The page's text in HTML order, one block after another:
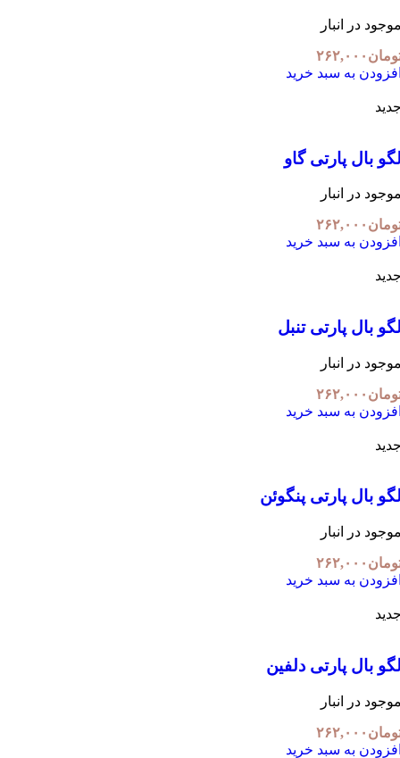
در انبار
۲۶۲,۰۰۰
به سبد خرید
بال پارتی گاو
در انبار
۲۶۲,۰۰۰
به سبد خرید
بال پارتی تنبل
در انبار
۲۶۲,۰۰۰
به سبد خرید
بال پارتی پنگوئن
در انبار
۲۶۲,۰۰۰
به سبد خرید
بال پارتی دلفین
در انبار
۲۶۲,۰۰۰
به سبد خرید